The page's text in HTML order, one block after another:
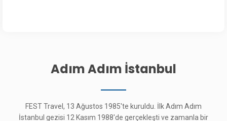
Adım Adım İstanbul
FEST Travel, 13 Ağustos 1985'te kuruldu. İlk Adım Adım
İstanbul gezisi 12 Kasım 1988'de gerçekleşti ve zamanla bir